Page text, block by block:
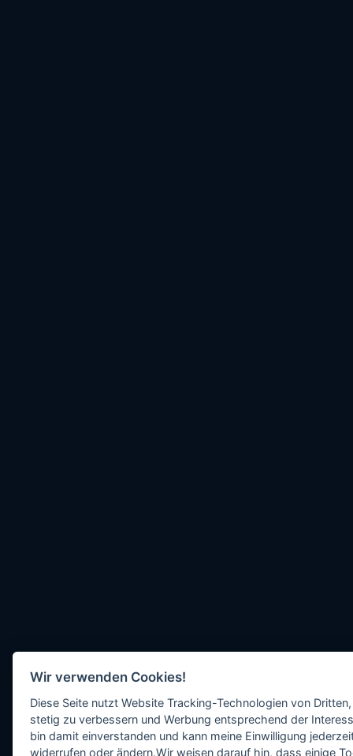
Wir verwenden Cookies!
Diese Seite nutzt Website Tracking-Technologien von
stetig zu verbessern und Werbung entsprechend der
bin damit einverstanden und kann meine Einwilligung
widerrufen oder ändern.Wir weisen darauf hin, dass einige